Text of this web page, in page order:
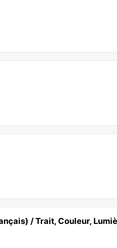
/ Trait, Couleur,